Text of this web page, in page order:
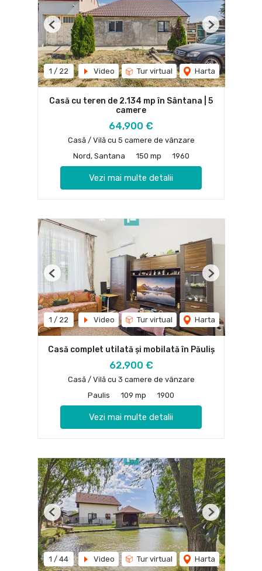
1 / 22 Video Tur virtual Harta
Previous Next
Casă cu teren de 2.134 mp în Sântana | 5
camere
64,900 €
Casă / Vilă cu 5 camere de vânzare
Nord, Santana
150 mp 1960
Vezi mai multe detalii
1 / 22 Video Tur virtual Harta
Previous Next
Casă complet utilată și mobilată în Păuliș
62,900 €
Casă / Vilă cu 3 camere de vânzare
Paulis
109 mp 1900
Vezi mai multe detalii
1 / 44 Video Tur virtual Harta
Previous Next